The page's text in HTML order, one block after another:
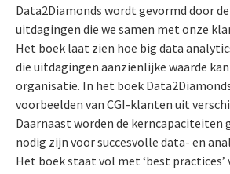
Data2Diamonds wordt gevormd door
uitdagingen die we samen met onze
Het boek laat zien hoe big data
die uitdagingen aanzienlijke waarde
organisatie. In het boek
voorbeelden van CGI-klanten uit
Daarnaast worden de kerncapaciteiten
nodig zijn voor succesvolle data- en
Het boek staat vol met ‘best practices’